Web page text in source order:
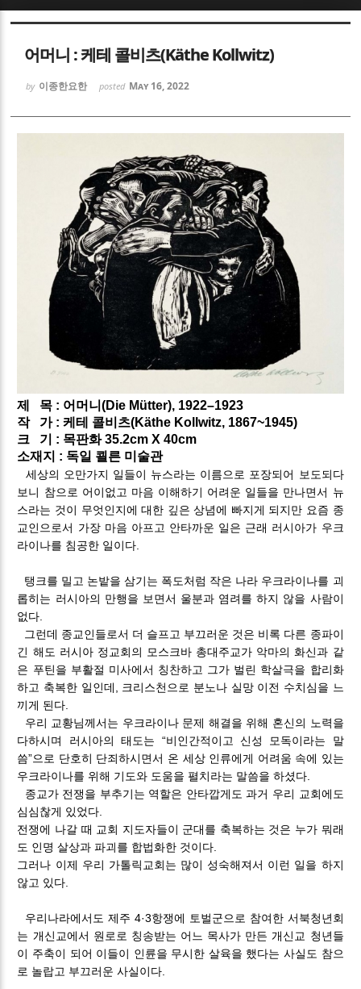
어머니 : 케테 콜비츠(Käthe Kollwitz)
by 이종한요한 posted May 16, 2022
제 목 : 어머니(Die Mütter), 1922–1923
작
가 :케테 콜비츠(Käthe Kollwitz, 1867~1945​)
크
기 : 목판화 35.2cm X 40cm
소재지 : 독일 쾰른 미술관
세상의 오만가지 일들이 뉴스라는 이름으로 포장되어 보도되다
보니 참으로 어이없고 마음 이해하기 어려운 일들을 만나면서 뉴
스라는 것이 무엇인지에 대한 깊은 상념에 빠지게 되지만 요즘 종
교인으로서 가장 마음 아프고 안타까운 일은 근래 러시아가 우크
라이나를 침공한 일이다.
탱크를 밀고 논밭을 삼기는 폭도처럼 작은 나라 우크라이나를 괴
롭히는 러시아의 만행을 보면서 울분과 염려를 하지 않을 사람이
없다.
그런데 종교인들로서 더 슬프고 부끄러운 것은 비록 다른 종파이
긴 해도 러시아 정교회의 모스크바 총대주교가 악마의 화신과 같
은 푸틴을 부활절 미사에서 칭찬하고 그가 벌린 학살극을 합리화
하고 축복한 일인데, 크리스천으로 분노나 실망 이전 수치심을 느
끼게 된다.
우리 교황님께서는 우크라이나 문제 해결을 위해 혼신의 노력을
다하시며 러시아의 태도는 “비인간적이고 신성 모독이라는 말
씀”으로 단호히 단죄하시면서 온 세상 인류에게 어려움 속에 있는
우크라이나를 위해 기도와 도움을 펼치라는 말씀을 하셨다.
종교가 전쟁을 부추기는 역할은 안타깝게도 과거 우리 교회에도
심심찮게 있었다.
전쟁에 나갈 때 교회 지도자들이 군대를 축복하는 것은 누가 뭐래
도 인명 살상과 파괴를 합법화한 것이다.
그러나 이제 우리 가톨릭교회는 많이 성숙해져서 이런 일을 하지
않고 있다.
우리나라에서도 제주 4·3항쟁에 토벌군으로 참여한 서북청년회
는 개신교에서 원로로 칭송받는 어느 목사가 만든 개신교 청년들
이 주축이 되어 이들이 인륜을 무시한 살육을 했다는 사실도 참으
로 놀랍고 부끄러운 사실이다.
Sketchbook5, 스케치북5
Sketchbook5, 스케치북5
Sketchbook5, 스케치북5
Sketchbook5, 스케치북5